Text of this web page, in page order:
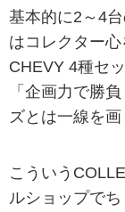
基本的に2～4
はコレクター
CHEVY 4種セ
「企画力で勝
ズとは一線を画
こういう
ルショップでち